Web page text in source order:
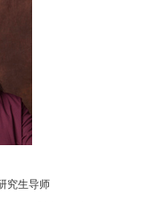
究生导师